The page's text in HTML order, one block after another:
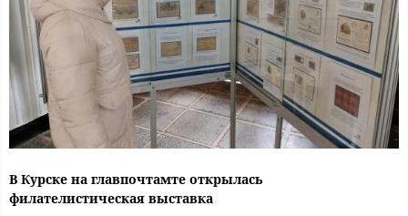
В Курске на главпочтамте открылась
филателистическая выставка